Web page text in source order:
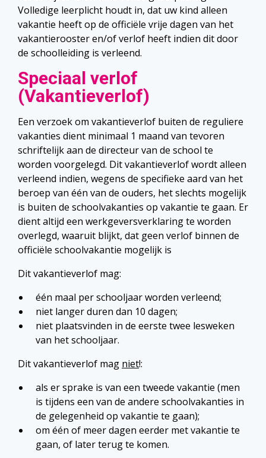
Volledige leerplicht houdt in, dat uw kind alleen
vakantie heeft op de officiële vrije dagen van het
vakantierooster en/of verlof heeft indien dit door
de schoolleiding is verleend.
Speciaal verlof
(Vakantieverlof)
Een verzoek om vakantieverlof buiten de reguliere
vakanties dient minimaal 1 maand van tevoren
schriftelijk aan de directeur van de school te
worden voorgelegd. Dit vakantieverlof wordt alleen
verleend indien, wegens de specifieke aard van het
beroep van één van de ouders, het slechts mogelijk
is buiten de schoolvakanties op vakantie te gaan. Er
dient altijd een werkgeversverklaring te worden
overlegd, waaruit blijkt, dat geen verlof binnen de
officiële schoolvakantie mogelijk is
Dit vakantieverlof mag:
één maal per schooljaar worden verleend;
niet langer duren dan 10 dagen;
niet plaatsvinden in de eerste twee lesweken
van het schooljaar.
Dit vakantieverlof mag niet!:
als er sprake is van een tweede vakantie (men
is tijdens een van de andere schoolvakanties in
de gelegenheid op vakantie te gaan);
om één of meer dagen eerder met vakantie te
gaan, of later terug te komen.